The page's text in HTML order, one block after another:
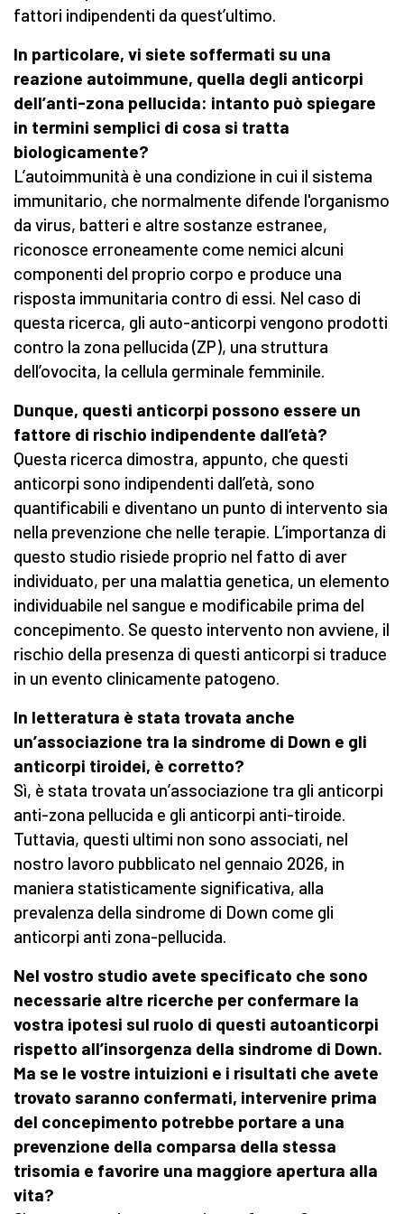
fattori indipendenti da quest’ultimo.
In particolare, vi siete soffermati su una
reazione autoimmune, quella degli anticorpi
dell’anti-zona pellucida: intanto può spiegare
in termini semplici di cosa si tratta
biologicamente?
L’autoimmunità è una condizione in cui il sistema
immunitario, che normalmente difende l'organismo
da virus, batteri e altre sostanze estranee,
riconosce erroneamente come nemici alcuni
componenti del proprio corpo e produce una
risposta immunitaria contro di essi. Nel caso di
questa ricerca, gli auto-anticorpi vengono prodotti
contro la zona pellucida (ZP), una struttura
dell’ovocita, la cellula germinale femminile.
Dunque, questi anticorpi possono essere un
fattore di rischio indipendente dall’età?
Questa ricerca dimostra, appunto, che questi
anticorpi sono indipendenti dall’età, sono
quantificabili e diventano un punto di intervento sia
nella prevenzione che nelle terapie. L’importanza di
questo studio risiede proprio nel fatto di aver
individuato, per una malattia genetica, un elemento
individuabile nel sangue e modificabile prima del
concepimento. Se questo intervento non avviene, il
rischio della presenza di questi anticorpi si traduce
in un evento clinicamente patogeno.
In letteratura è stata trovata anche
un’associazione tra la sindrome di Down e gli
anticorpi tiroidei, è corretto?
Sì, è stata trovata un’associazione tra gli anticorpi
anti-zona pellucida e gli anticorpi anti-tiroide.
Tuttavia, questi ultimi non sono associati, nel
nostro lavoro pubblicato nel gennaio 2026, in
maniera statisticamente significativa, alla
prevalenza della sindrome di Down come gli
anticorpi anti zona-pellucida.
Nel vostro studio avete specificato che sono
necessarie altre ricerche per confermare la
vostra ipotesi sul ruolo di questi autoanticorpi
rispetto all’insorgenza della sindrome di Down.
Ma se le vostre intuizioni e i risultati che avete
trovato saranno confermati, intervenire prima
del concepimento potrebbe portare a una
prevenzione della comparsa della stessa
trisomia e favorire una maggiore apertura alla
vita?